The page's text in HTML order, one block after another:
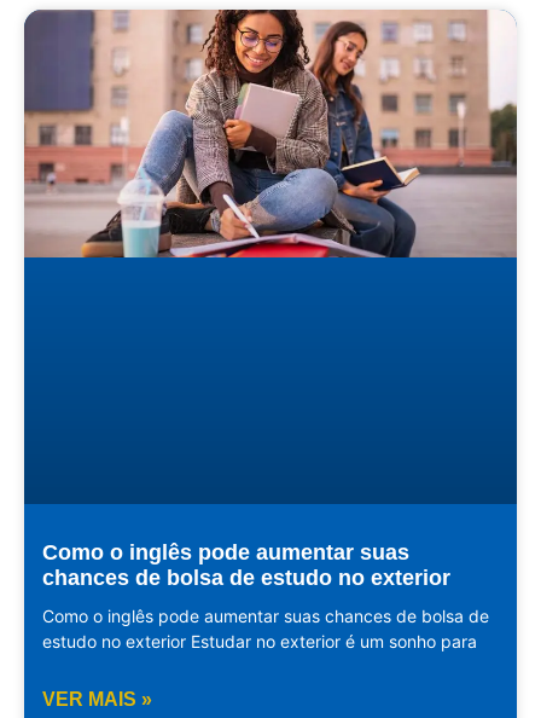
Como o inglês pode aumentar suas
chances de bolsa de estudo no exterior
Como o inglês pode aumentar suas chances de bolsa de
estudo no exterior Estudar no exterior é um sonho para
VER MAIS »